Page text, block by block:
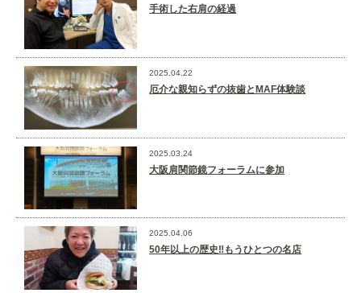
手術した右肩の経過
2025.04.22
厄介な親知らずの抜歯とMAF体験談
2025.03.24
大阪肩関節鏡フォーラムに参加
2025.04.06
50年以上の歴史‼️もうひとつの名店